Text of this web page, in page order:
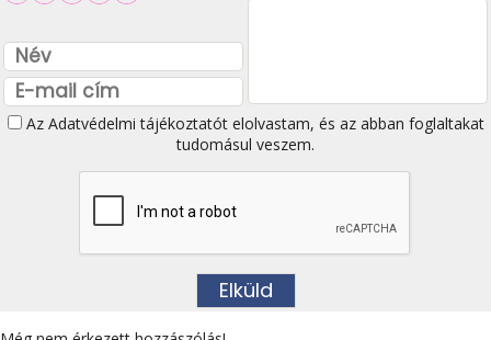
Az Adatvédelmi tájékoztatótelolvastam, és az abban foglaltakat
tudomásul veszem.